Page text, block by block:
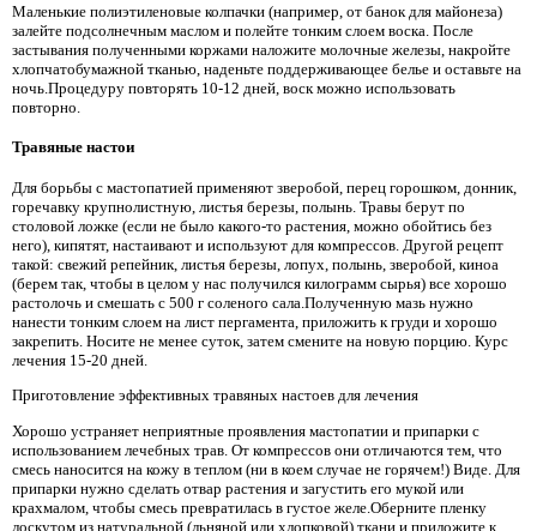
Маленькие полиэтиленовые колпачки (например, от банок для майонеза)
залейте подсолнечным маслом и полейте тонким слоем воска. После
застывания полученными коржами наложите молочные железы, накройте
хлопчатобумажной тканью, наденьте поддерживающее белье и оставьте на
ночь.Процедуру повторять 10-12 дней, воск можно использовать
повторно.
Травяные настои
Для борьбы с мастопатией применяют зверобой, перец горошком, донник,
горечавку крупнолистную, листья березы, полынь. Травы берут по
столовой ложке (если не было какого-то растения, можно обойтись без
него), кипятят, настаивают и используют для компрессов. Другой рецепт
такой: свежий репейник, листья березы, лопух, полынь, зверобой, киноа
(берем так, чтобы в целом у нас получился килограмм сырья) все хорошо
растолочь и смешать с 500 г соленого сала.Полученную мазь нужно
нанести тонким слоем на лист пергамента, приложить к груди и хорошо
закрепить. Носите не менее суток, затем смените на новую порцию. Курс
лечения 15-20 дней.
Приготовление эффективных травяных настоев для лечения
Хорошо устраняет неприятные проявления мастопатии и припарки с
использованием лечебных трав. От компрессов они отличаются тем, что
смесь наносится на кожу в теплом (ни в коем случае не горячем!) Виде. Для
припарки нужно сделать отвар растения и загустить его мукой или
крахмалом, чтобы смесь превратилась в густое желе.Оберните пленку
лоскутом из натуральной (льняной или хлопковой) ткани и приложите к